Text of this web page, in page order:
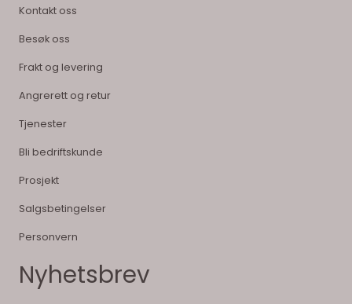
Kontakt oss
Besøk oss
Frakt og levering
Angrerett og retur
Tjenester
Bli bedriftskunde
Prosjekt
Salgsbetingelser
Personvern
Nyhetsbrev